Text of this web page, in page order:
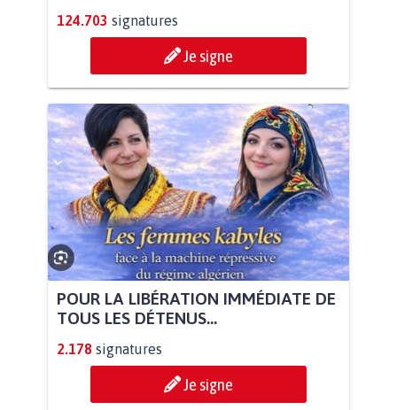
124.703 signatures
Je signe
POUR LA LIBÉRATION IMMÉDIATE DE
TOUS LES DÉTENUS...
2.178 signatures
Je signe